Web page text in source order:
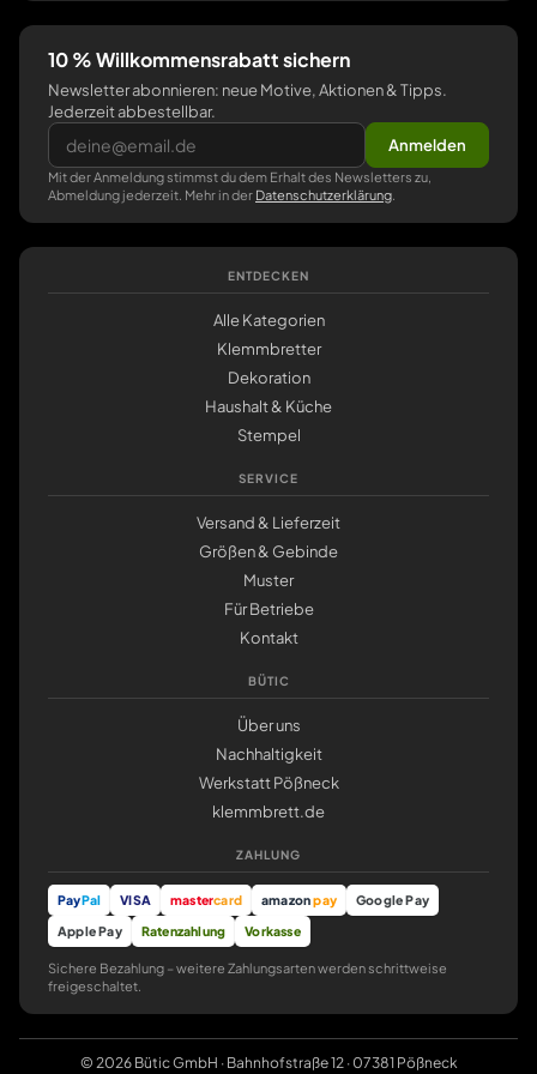
10 % Willkommensrabatt sichern
Newsletter abonnieren: neue Motive, Aktionen & Tipps.
Jederzeit abbestellbar.
Anmelden
Mit der Anmeldung stimmst du dem Erhalt des Newsletters zu,
Abmeldung jederzeit. Mehr in der Datenschutzerklärung
ENTDECKEN
Alle Kategorien
Klemmbretter
Dekoration
Haushalt & Küche
Stempel
SERVICE
Versand & Lieferzeit
Größen & Gebinde
Muster
Für Betriebe
Kontakt
BÜTIC
Über uns
Nachhaltigkeit
Werkstatt Pößneck
klemmbrett.de
ZAHLUNG
PayPal VISA mastercard amazonpay
Google Pay
Apple Pay
Ratenzahlung Vorkasse
Sichere Bezahlung – weitere Zahlungsarten werden schrittweise
freigeschaltet.
© 2026 Bütic GmbH · Bahnhofstraße 12 · 07381 Pößneck